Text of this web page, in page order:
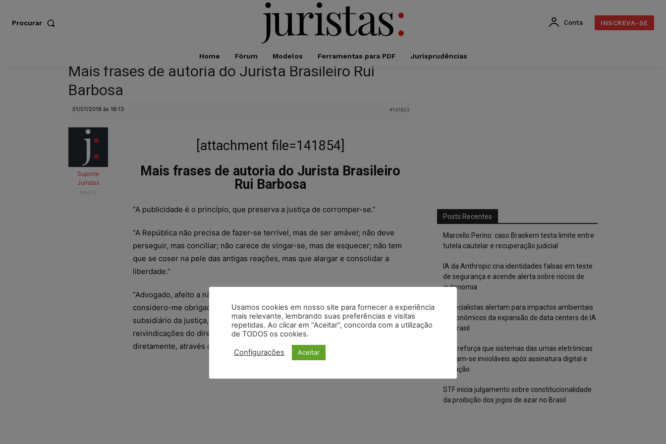
Procurar Conta INSCREVA-SE
Home Fórum Modelos Ferramentas para PDF Jurisprudências
Mais frases de autoria do Jurista Brasileiro Rui
Barbosa
01/07/2018 às 18:13 #141853
Suporte
Juristas
Mestre
[attachment file=141854]
Mais frases de autoria do Jurista Brasileiro
Rui Barbosa
“A publicidade é o princípio, que preserva a justiça de corromper-se.”
“A República não precisa de fazer-se terrível, mas de ser amável; não deve
perseguir, mas conciliar; não carece de vingar-se, mas de esquecer; não tem
que se coser na pele das antigas reações, mas que alargar e consolidar a
liberdade.”
“Advogado, afeito a não ver na minha banca o balcão do mercenário,
considero-me obrigado a honrar a minha profissão como um órgão
subsidiário da justiça, como um instrumento espontâneo das grandes
reivindicações do direito, quando os atentados contra ele ferirem
diretamente, através do indivíduo, os interesses gerais da coletividade.”
Posts Recentes
Marcello Perino: caso Braskem testa limite entre
tutela cautelar e recuperação judicial
IA da Anthropic cria identidades falsas em teste
de segurança e acende alerta sobre riscos de
autonomia
Especialistas alertam para impactos ambientais
e econômicos da expansão de data centers de IA
no Brasil
TSE reforça que sistemas das urnas eletrônicas
tornam-se invioláveis após assinatura digital e
lacração
STF inicia julgamento sobre constitucionalidade
da proibição dos jogos de azar no Brasil
Usamos cookies em nosso site para fornecer a experiência
mais relevante, lembrando suas preferências e visitas
repetidas. Ao clicar em “Aceitar”, concorda com a utilização
de TODOS os cookies.
Configurações Aceitar